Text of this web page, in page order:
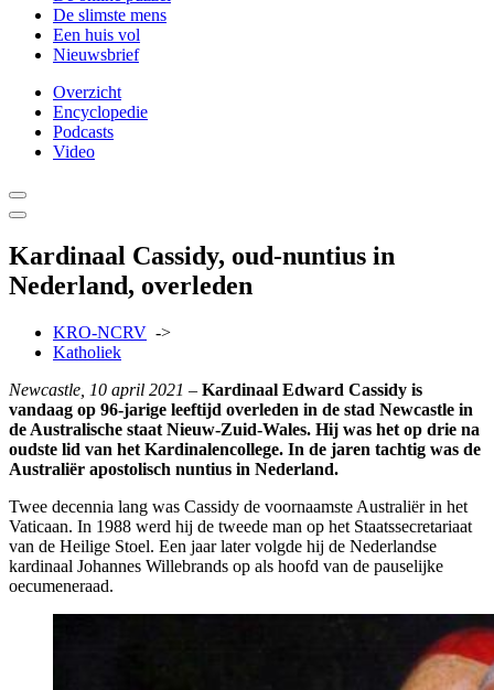
De slimste mens
Een huis vol
Nieuwsbrief
Overzicht
Encyclopedie
Podcasts
Video
Kardinaal Cassidy, oud-nuntius in
Nederland, overleden
KRO-NCRV ->
Katholiek
Newcastle, 10 april 2021 – Kardinaal Edward Cassidy is
vandaag op 96-jarige leeftijd overleden in de stad Newcastle in
de Australische staat Nieuw-Zuid-Wales. Hij was het op drie na
oudste lid van het Kardinalencollege. In de jaren tachtig was de
Australiër apostolisch nuntius in Nederland.
Twee decennia lang was Cassidy de voornaamste Australiër in het
Vaticaan. In 1988 werd hij de tweede man op het Staatssecretariaat
van de Heilige Stoel. Een jaar later volgde hij de Nederlandse
kardinaal Johannes Willebrands op als hoofd van de pauselijke
oecumeneraad.